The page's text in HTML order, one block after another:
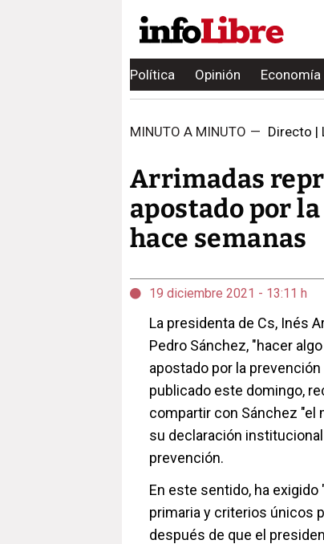
Política Opinión Economía
MINUTO A MINUTO — Directo |
Arrimadas
apostado por
hace semanas
19 diciembre 2021 - 13:11 h
La presidenta de Cs, Inés
Pedro Sánchez, "hacer
apostado por la
publicado este domingo,
compartir con Sánchez "el
su declaración
prevención.
En este sentido, ha
primaria y criterios únicos
después de que el